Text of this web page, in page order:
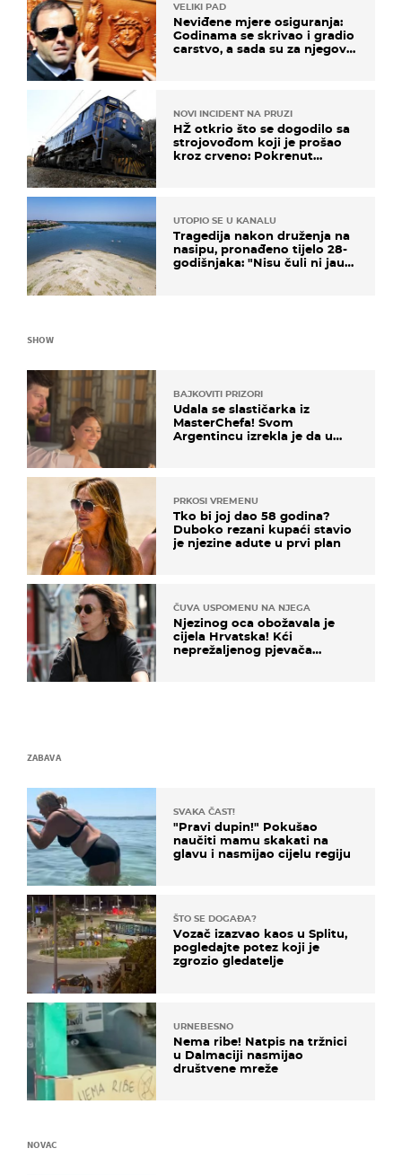
VELIKI PAD
Neviđene mjere osiguranja:
Godinama se skrivao i gradio
carstvo, a sada su za njegovo
NOVI INCIDENT NA PRUZI
HŽ otkrio što se dogodilo sa
strojovođom koji je prošao
kroz crveno: Pokrenut
UTOPIO SE U KANALU
Tragedija nakon druženja na
nasipu, pronađeno tijelo 28-
godišnjaka: "Nisu čuli ni jauk
SHOW
BAJKOVITI PRIZORI
Udala se slastičarka iz
MasterChefa! Svom
Argentincu izrekla je da u
PRKOSI VREMENU
Tko bi joj dao 58 godina?
Duboko rezani kupaći stavio
je njezine adute u prvi plan
ČUVA USPOMENU NA NJEGA
Njezinog oca obožavala je
cijela Hrvatska! Kći
neprežaljenog pjevača
ZABAVA
SVAKA ČAST!
"Pravi dupin!" Pokušao
naučiti mamu skakati na
glavu i nasmijao cijelu regiju
ŠTO SE DOGAĐA?
Vozač izazvao kaos u Splitu,
pogledajte potez koji je
zgrozio gledatelje
URNEBESNO
Nema ribe! Natpis na tržnici
u Dalmaciji nasmijao
društvene mreže
NOVAC